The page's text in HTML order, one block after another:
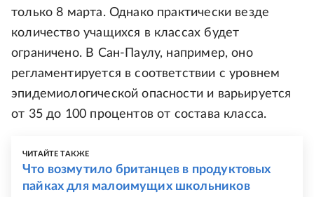
только 8 марта. Однако практически везде
количество учащихся в классах будет
ограничено. В Сан-Паулу, например, оно
регламентируется в соответствии с уровнем
эпидемиологической опасности и варьируется
от 35 до 100 процентов от состава класса.
ЧИТАЙТЕ ТАКЖЕ
Что возмутило британцев в продуктовых
пайках для малоимущих школьников